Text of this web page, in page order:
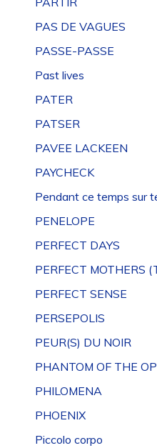
PAS DE VAGUES
PASSE-PASSE
Past lives
PATER
PATSER
PAVEE LACKEEN
PAYCHECK
Pendant ce temps sur
PENELOPE
PERFECT DAYS
PERFECT MOTHERS
PERFECT SENSE
PERSEPOLIS
PEUR(S) DU NOIR
PHANTOM OF THE
PHILOMENA
PHOENIX
Piccolo corpo